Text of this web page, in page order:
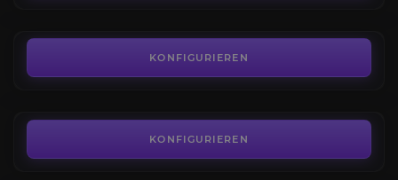
KONFIGURIEREN
Talente Freischalten
KONFIGURIEREN